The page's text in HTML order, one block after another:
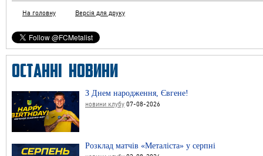
На головну Версія для друку
ОСТАННІ НОВИНИ
З Днем народження, Євгене!
новини клубу 07-08-2026
Розклад матчів «Металіста» у серпні